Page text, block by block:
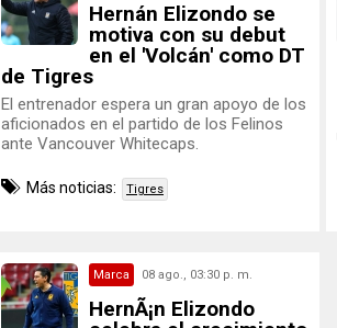
Hernán Elizondo se
motiva con su debut
en el 'Volcán' como DT
de Tigres
El entrenador espera un gran apoyo de los
aficionados en el partido de los Felinos
ante Vancouver Whitecaps.
Más noticias: Tigres
Marca 08 ago., 03:30 p. m.
HernÃ¡n Elizondo